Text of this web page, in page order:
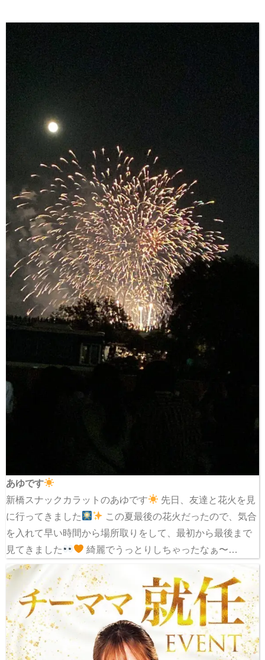
あゆです
新橋スナックカラットのあゆです
先日、友達と花火を見
に行ってきました
この夏最後の花火だったので、気合
を入れて早い時間から場所取りをして、最初から最後まで
見てきました
綺麗でうっとりしちゃったなぁ〜…